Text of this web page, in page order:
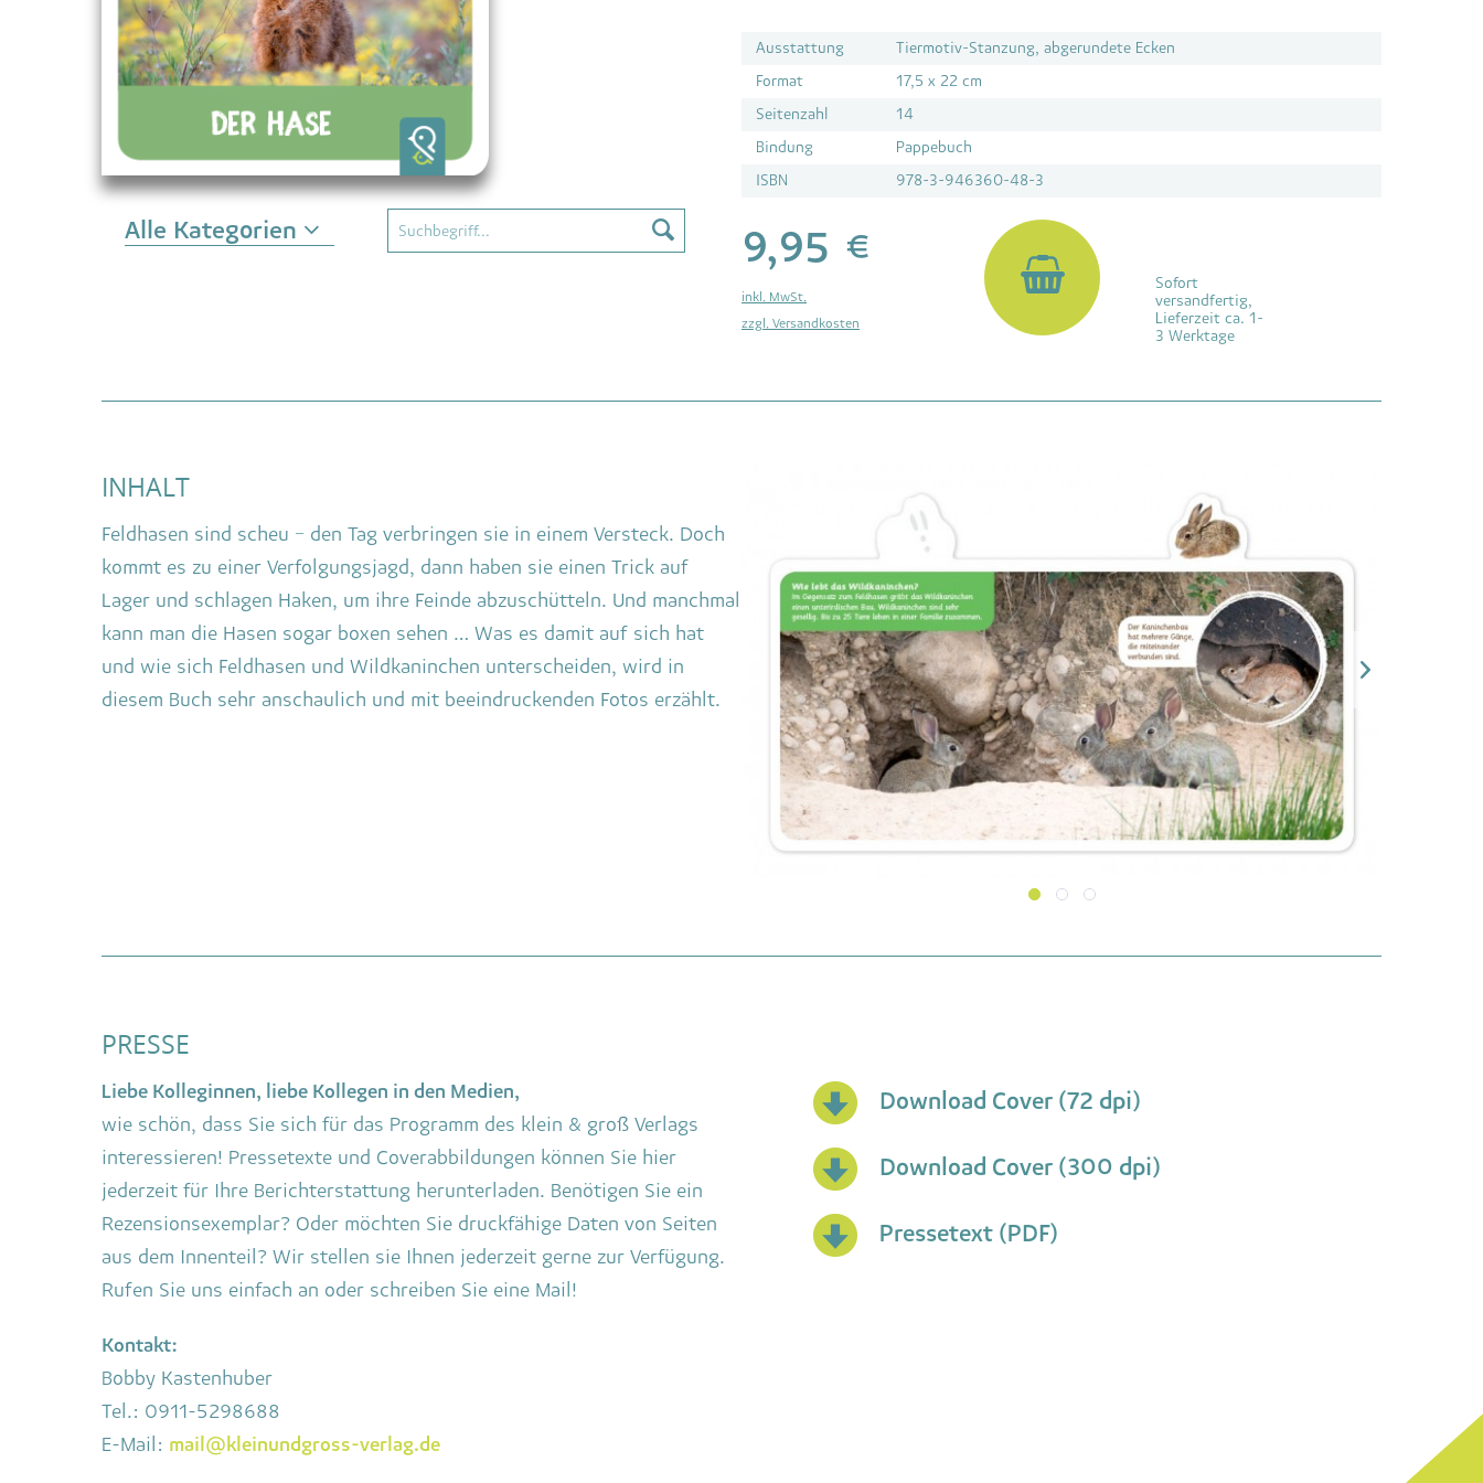
Ausstattung
Tiermotiv-Stanzung, abgerundete Ecken
Format
17,5 x 22 cm
Seitenzahl
14
Bindung
Pappebuch
ISBN
978-3-946360-48-3
Alle Kategorien 9,95 €
inkl. MwSt.
zzgl. Versandkosten
Sofort
versandfertig,
Lieferzeit ca. 1-
3 Werktage
INHALT
Feldhasen sind scheu – den Tag verbringen sie in einem Versteck. Doch
kommt es zu einer Verfolgungsjagd, dann haben sie einen Trick auf
Lager und schlagen Haken, um ihre Feinde abzuschütteln. Und manchmal
kann man die Hasen sogar boxen sehen … Was es damit auf sich hat
und wie sich Feldhasen und Wildkaninchen unterscheiden, wird in
diesem Buch sehr anschaulich und mit beeindruckenden Fotos erzählt.
PRESSE
Liebe Kolleginnen, liebe Kollegen in den Medien,
wie schön, dass Sie sich für das Programm des klein & groß Verlags
interessieren! Pressetexte und Coverabbildungen können Sie hier
jederzeit für Ihre Berichterstattung herunterladen. Benötigen Sie ein
Rezensionsexemplar? Oder möchten Sie druckfähige Daten von Seiten
aus dem Innenteil? Wir stellen sie Ihnen jederzeit gerne zur Verfügung.
Rufen Sie uns einfach an oder schreiben Sie eine Mail!
Kontakt:
Bobby Kastenhuber
Tel.: 0911-5298688
E-Mail: mail@kleinundgross-verlag.de
Download Cover (72 dpi)
Download Cover (300 dpi)
Pressetext (PDF)